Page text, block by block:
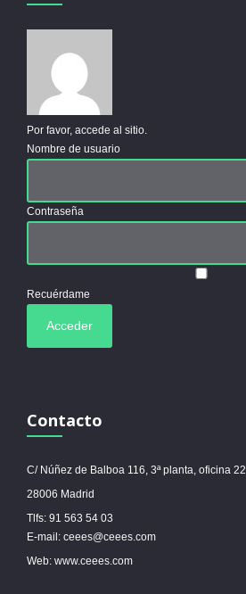
Por favor, accede al sitio.
Nombre de usuario
Contraseña
Recuérdame
Contacto
C/ Núñez de Balboa 116, 3ª planta, oficina 22
28006 Madrid
Tlfs: 91 563 54 03
E-mail: ceees@ceees.com
Web: www.ceees.com